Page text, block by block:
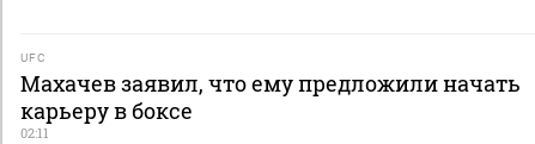
UFC
Махачев заявил, что ему предложили начать
карьеру в боксе
02:11